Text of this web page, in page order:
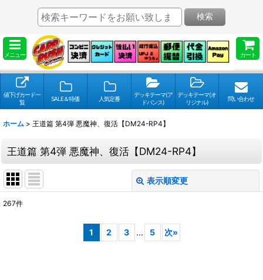
メニュー カート
検索
値下げカード一
覧
SALE＆特価 人気定番
デッキテーマ(ア
ドバンス)
デッキテーマ(オ
リジナル)
問い合わせ
ホーム > 王道篇 第4弾 悪魔神、復活【DM24-RP4】
王道篇 第4弾 悪魔神、復活【DM24-RP4】
表示順変更
267件
1 2 3 ... 5 次»